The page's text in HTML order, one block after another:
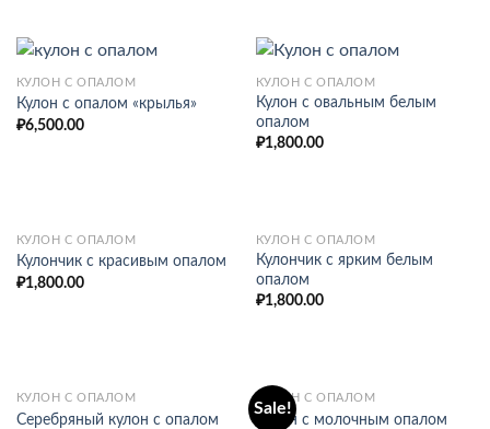
КУЛОН С ОПАЛОМ
Кулон с опалом «крылья»
₽6,500.00
КУЛОН С ОПАЛОМ
Кулон с овальным белым
опалом
₽1,800.00
КУЛОН С ОПАЛОМ
Кулончик с красивым опалом
₽1,800.00
КУЛОН С ОПАЛОМ
Кулончик с ярким белым
опалом
₽1,800.00
КУЛОН С ОПАЛОМ
Серебряный кулон с опалом
Sale!
КУЛОН С ОПАЛОМ
Кулон с молочным опалом